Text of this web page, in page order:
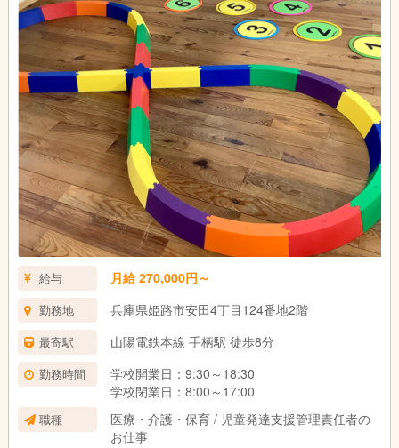
給与 月給 270,000円～
勤務地 兵庫県姫路市安田4丁目124番地2階
最寄駅 山陽電鉄本線 手柄駅 徒歩8分
勤務時間
学校開業日：9:30～18:30
学校閉業日：8:00～17:00
職種
医療・介護・保育 / 児童発達支援管理責任者の
お仕事